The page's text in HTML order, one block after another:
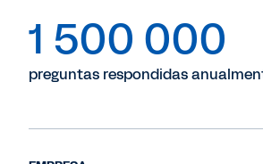
1 500 000
preguntas respondidas